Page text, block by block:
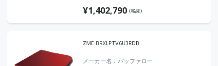
¥1,402,790 (税抜)
ZME-BRXLPTV6U3RDB
メーカー名 バッファロー